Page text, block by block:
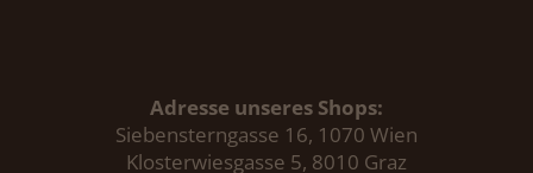
Adresse unseres Shops:
Siebensterngasse 16, 1070 Wien
Klosterwiesgasse 5, 8010 Graz